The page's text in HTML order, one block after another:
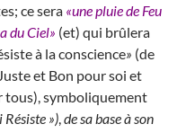
ce sera «une pluie de Feu
du Ciel» (et) qui brûlera
à la conscience» (de
et Bon pour soi et
tous), symboliquement
Résiste ») de sa base à son